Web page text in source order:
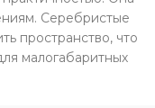
Серебристые
пространство, что
малогабаритных